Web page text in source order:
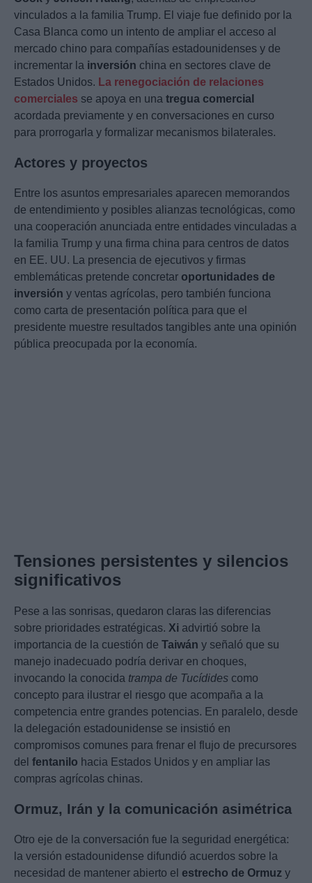
vinculados a la familia Trump. El viaje fue definido por la
Casa Blanca como un intento de ampliar el acceso al
mercado chino para compañías estadounidenses y de
incrementar la inversión china en sectores clave de
Estados Unidos. La renegociación de relaciones
comerciales se apoya en una tregua comercial
acordada previamente y en conversaciones en curso
para prorrogarla y formalizar mecanismos bilaterales.
Actores y proyectos
Entre los asuntos empresariales aparecen memorandos
de entendimiento y posibles alianzas tecnológicas, como
una cooperación anunciada entre entidades vinculadas a
la familia Trump y una firma china para centros de datos
en EE. UU. La presencia de ejecutivos y firmas
emblemáticas pretende concretar oportunidades de
inversión y ventas agrícolas, pero también funciona
como carta de presentación política para que el
presidente muestre resultados tangibles ante una opinión
pública preocupada por la economía.
Tensiones persistentes y silencios
significativos
Pese a las sonrisas, quedaron claras las diferencias
sobre prioridades estratégicas. Xi advirtió sobre la
importancia de la cuestión de Taiwán y señaló que su
manejo inadecuado podría derivar en choques,
invocando la conocida trampa de Tucídides como
concepto para ilustrar el riesgo que acompaña a la
competencia entre grandes potencias. En paralelo, desde
la delegación estadounidense se insistió en
compromisos comunes para frenar el flujo de precursores
del fentanilo hacia Estados Unidos y en ampliar las
compras agrícolas chinas.
Ormuz, Irán y la comunicación asimétrica
Otro eje de la conversación fue la seguridad energética:
la versión estadounidense difundió acuerdos sobre la
necesidad de mantener abierto el estrecho de Ormuz y